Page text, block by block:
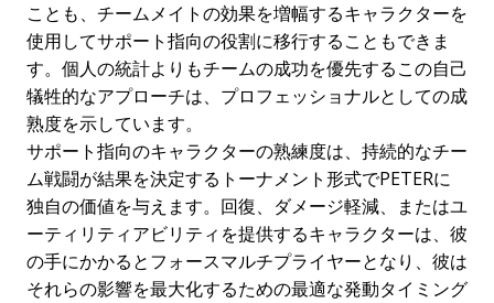
ことも、チームメイトの効果を増幅するキャラクターを
使用してサポート指向の役割に移行することもできま
す。個人の統計よりもチームの成功を優先するこの自己
犠牲的なアプローチは、プロフェッショナルとしての成
熟度を示しています。
サポート指向のキャラクターの熟練度は、持続的なチー
ム戦闘が結果を決定するトーナメント形式でPETERに
独自の価値を与えます。回復、ダメージ軽減、またはユ
ーティリティアビリティを提供するキャラクターは、彼
の手にかかるとフォースマルチプライヤーとなり、彼は
それらの影響を最大化するための最適な発動タイミング